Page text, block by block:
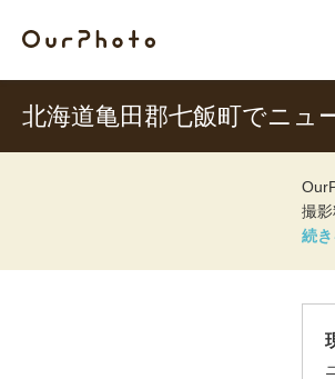
北海道亀田郡七飯町でニュ
撮